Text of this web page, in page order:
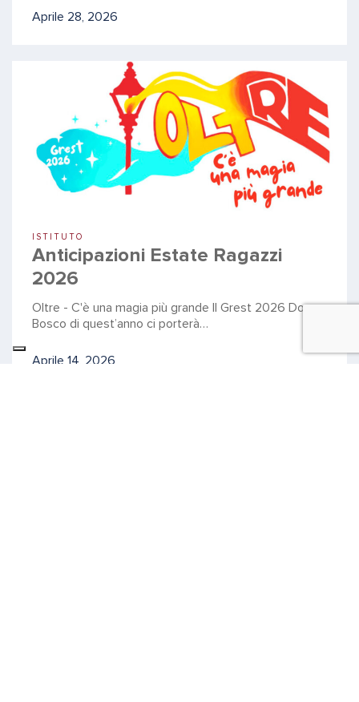
Aprile 28, 2026
ISTITUTO
Anticipazioni Estate Ragazzi
2026
Oltre - C'è una magia più grande Il Grest 2026 Don
Bosco di quest’anno ci porterà…
Aprile 14, 2026